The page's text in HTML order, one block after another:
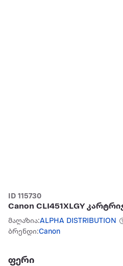
ID 115730
Canon CLI451XLGY
მაღაზია:ALPHA DISTRIBUTION
ბრენდი:Canon
ფერი